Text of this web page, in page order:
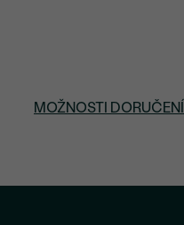
MOŽNOSTI DORUČENÍ